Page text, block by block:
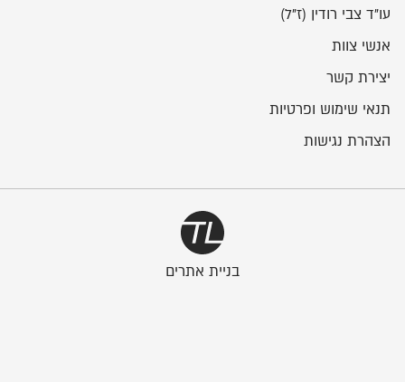
עו"ד צבי רודין (ז"ל)
אנשי צוות
יצירת קשר
תנאי שימוש ופרטיות
הצהרת נגישות
בניית אתרים